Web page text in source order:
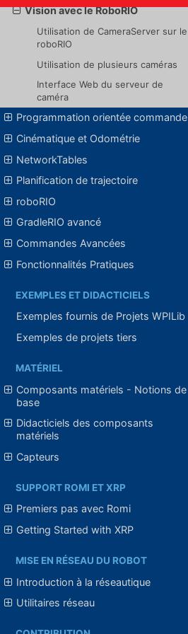
Vision avec le RoboRIO
Utilisation de CameraServer sur le
roboRIO
Utilisation de plusieurs caméras
Interface Web du serveur de
caméra
Programmation orientée commande
Cinématique et Odométrie
NetworkTables
Planification de trajectoire
roboRIO
GradleRIO avancé
Commandes Avancées
Fonctionnalités Pratiques
EXEMPLES ET DIDACTICIELS
Exemples fournis de Projets WPILib
Exemples de projets tiers
MATÉRIEL
Composants matériels - Notions de
base
Didacticiels des composants
matériels
Capteurs
SUPPORT ROMI ET XRP
Premiers pas avec Romi
Getting Started with XRP
MISE EN RÉSEAU DU ROBOT
Introduction à la réseautique
Utilitaires réseau